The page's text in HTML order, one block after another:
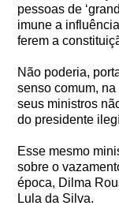
pessoas de
imune a
ferem a
Não poderia,
senso comum,
seus ministros
do presidente
Esse mesmo
sobre o
época, Dilma
Lula da Silva.